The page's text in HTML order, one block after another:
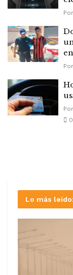
Por
Por
Por
0
Lo más leído: